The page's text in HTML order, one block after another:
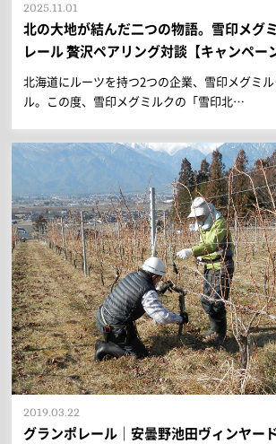
北の大地が結んだ二つの物語。雪印メグ
レール 贅沢ペアリング対談【キャンペー
2025.11.01
北海道にルーツを持つ2つの企業、雪印メグミ
ル。この度、雪印メグミルクの「雪印北…
グランポレール｜安曇野池田ヴィンヤー
2019.03.22